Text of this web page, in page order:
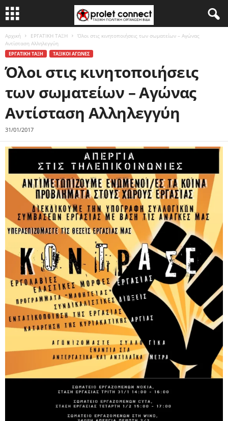
Αρχική ΕΡΓΑΤΙΚΗ ΤΑΞΗ
Όλοι στις κινητοποιήσεις των σωματείων – Αγώνας
Αντίσταση Αλληλεγγύη
ΕΡΓΑΤΙΚΗ ΤΑΞΗ ΤΑΞΙΚΟΙ ΑΓΩΝΕΣ
Όλοι στις κινητοποιήσεις
των σωματείων – Αγώνας
Αντίσταση Αλληλεγγύη
31/01/2017